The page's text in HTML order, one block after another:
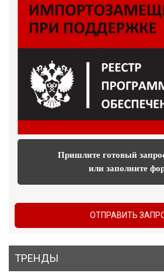
Пришлите готовый
или заполните
ОТПРАВИТЬ
ТРЕНДЫ